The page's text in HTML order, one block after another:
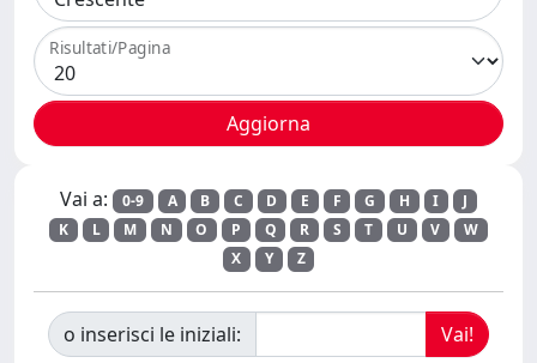
Risultati/Pagina
Vai a: 0-9 A B C D E F G H I
J
K
L M N O P Q R S T U V
W
X
Y Z
o inserisci le iniziali: